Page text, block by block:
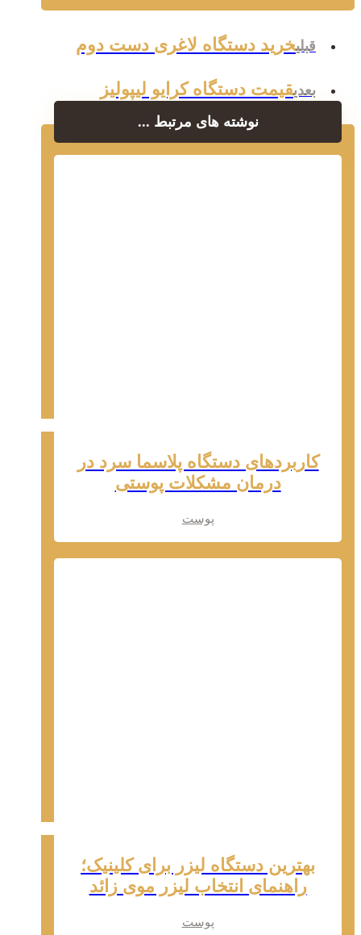
قبلیخرید دستگاه لاغری دست دوم
بعدیقیمت دستگاه کرایو لیپولیز
نوشته های مرتبط ...
کاربردهای دستگاه پلاسما سرد در
درمان مشکلات پوستی
پوست
بهترین دستگاه لیزر برای کلینیک؛
راهنمای انتخاب لیزر موی زائد
پوست